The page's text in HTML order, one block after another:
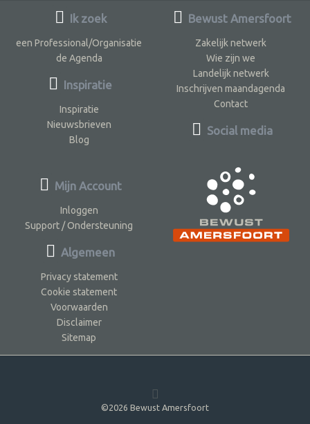
Ik zoek
een Professional/Organisatie
de Agenda
Inspiratie
Inspiratie
Nieuwsbrieven
Blog
Bewust Amersfoort
Zakelijk netwerk
Wie zijn we
Landelijk netwerk
Inschrijven maandagenda
Contact
Social media
Mijn Account
Inloggen
Support / Ondersteuning
Algemeen
Privacy statement
Cookie statement
Voorwaarden
Disclaimer
Sitemap
©2026 Bewust Amersfoort